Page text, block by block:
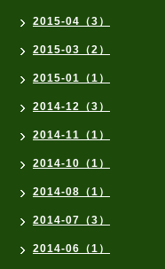
2015-04（3）
2015-03（2）
2015-01（1）
2014-12（3）
2014-11（1）
2014-10（1）
2014-08（1）
2014-07（3）
2014-06（1）